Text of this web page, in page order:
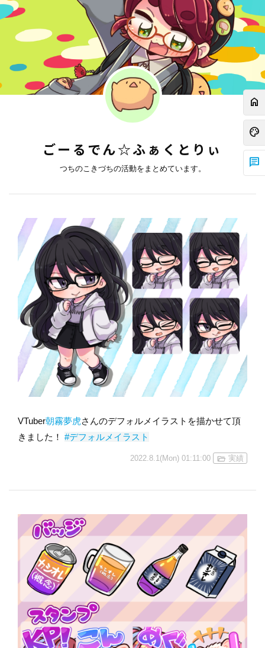
home
palette
chat
ごーるでん☆ふぁくとりぃ
つちのこきづちの活動をまとめています。
VTuber朝霧夢虎さんのデフォルメイラストを描かせて頂
きました！ #デフォルメイラスト
2022.8.1(Mon) 01:11:00 実績